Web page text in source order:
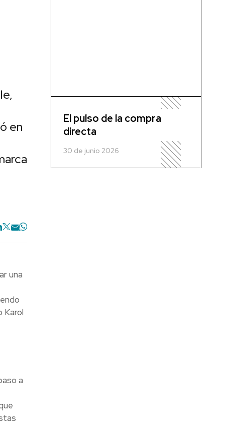
en
una
Karol
a
El pulso de la compra
directa
30 de junio 2026